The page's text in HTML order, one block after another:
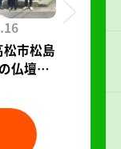
市松島
仏壇整